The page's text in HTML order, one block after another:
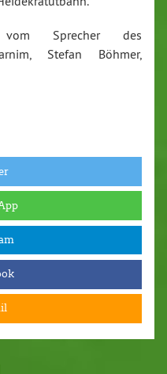
Sprecher des
Stefan Böhmer,